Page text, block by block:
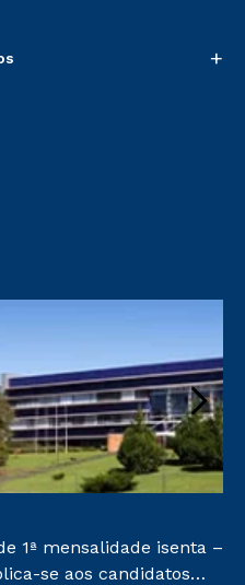
+
1ª mensalidade isenta –
se aos candidatos